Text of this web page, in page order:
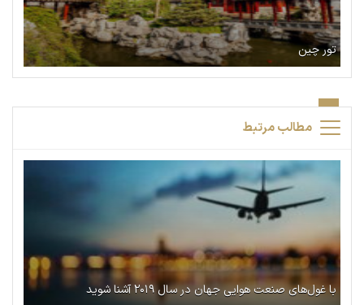
تور چین
مطالب مرتبط
با غول‌های صنعت هوایی جهان در سال ۲۰۱۹ آشنا شوید